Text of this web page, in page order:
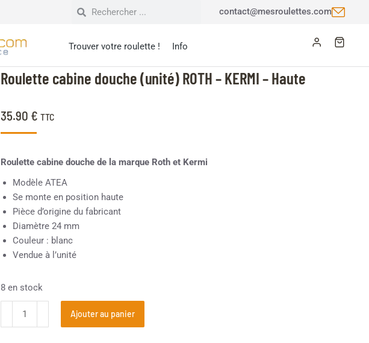
contact@mesroulettes.com
Trouver votre roulette ! Info
Roulette cabine douche (unité) ROTH – KERMI – Haute
35.90 € TTC
Roulette cabine douche de la marque Roth et Kermi
Modèle ATEA
Se monte en position haute
Pièce d’origine du fabricant
Diamètre 24 mm
Couleur : blanc
Vendue à l’unité
8 en stock
Ajouter au panier